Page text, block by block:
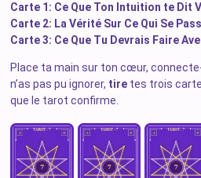
Carte 1: Ce Que Ton Intuition te Dit
Carte 2: La Vérité Sur Ce Qui Se
Carte 3: Ce Que Tu Devrais Faire
Place ta main sur ton cœur,
n’as pas pu ignorer, tire tes trois
que le tarot confirme.